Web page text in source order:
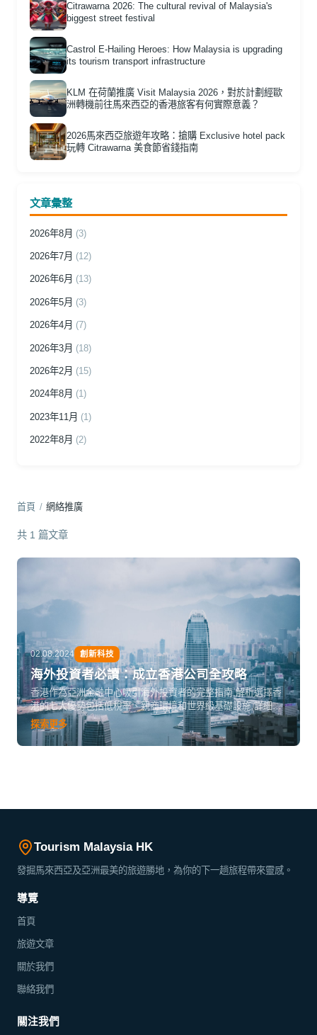
Citrawarna 2026: The cultural revival of Malaysia's
biggest street festival
Castrol E-Hailing Heroes: How Malaysia is upgrading
its tourism transport infrastructure
KLM 在荷蘭推廣 Visit Malaysia 2026，對於計劃經歐
洲轉機前往馬來西亞的香港旅客有何實際意義？
2026馬來西亞旅遊年攻略：搶購 Exclusive hotel pack
玩轉 Citrawarna 美食節省錢指南
文章彙整
2026年8月 (3)
2026年7月 (12)
2026年6月 (13)
2026年5月 (3)
2026年4月 (7)
2026年3月 (18)
2026年2月 (15)
2024年8月 (1)
2023年11月 (1)
2022年8月 (2)
首頁 / 網絡推廣
共 1 篇文章
02.08.2024 創新科技
海外投資者必讀：成立香港公司全攻略
香港作為亞洲金融中心吸引海外投資者的完整指南,解析選擇香
港的七大優勢包括低稅率、親商環境和世界級基礎設施,詳細介
紹私人有限公司、公眾有限公司等七種商業形式,並提供公司設
立流程、法律監管要求和政府資金援助計劃的實用資訊。
探索更多
Tourism Malaysia HK
發掘馬來西亞及亞洲最美的旅遊勝地，為你的下一趟旅程帶來靈感。
導覽
首頁
旅遊文章
關於我們
聯絡我們
關注我們